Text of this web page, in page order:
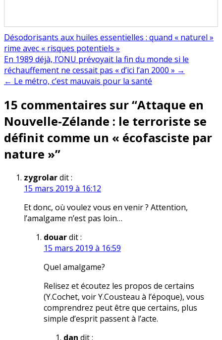
Désodorisants aux huiles essentielles : quand « naturel »
rime avec « risques potentiels »
Navigation
de
En 1989 déjà, l’ONU prévoyait la fin du monde si le
réchauffement ne cessait pas « d’ici l’an 2000 » →
← Le métro, c’est mauvais pour la santé
15 commentaires sur “Attaque en
Nouvelle-Zélande : le terroriste se
définit comme un « écofasciste par
nature »”
zygrolardit :
15 mars 2019 à 16:12
Et donc, où voulez vous en venir ? Attention,
l’amalgame n’est pas loin…
douardit :
15 mars 2019 à 16:59
Quel amalgame?
Relisez et écoutez les propos de certains
(Y.Cochet, voir Y.Cousteau à l’époque), vous
comprendrez peut être que certains, plus
simple d’esprit passent à l’acte.
dan dit :